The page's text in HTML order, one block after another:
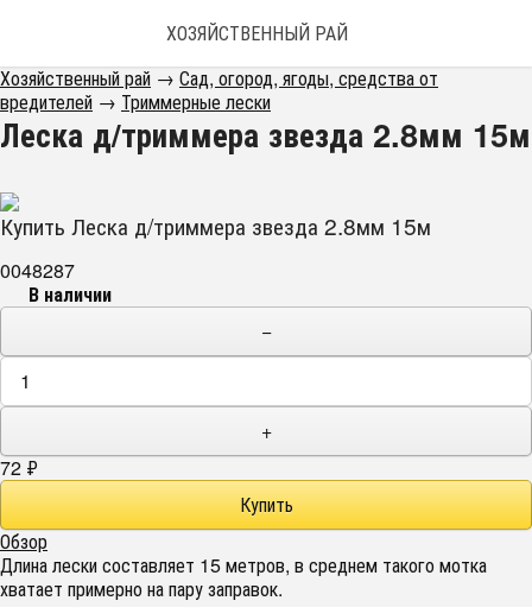
ХОЗЯЙСТВЕННЫЙ РАЙ
Хозяйственный рай → Сад, огород, ягоды, средства от
вредителей → Триммерные лески
Леска д/триммера звезда 2.8мм 15м
Купить Леска д/триммера звезда 2.8мм 15м
0048287
В наличии
−
+
72 ₽
Обзор
Длина лески составляет 15 метров, в среднем такого мотка
хватает примерно на пару заправок.